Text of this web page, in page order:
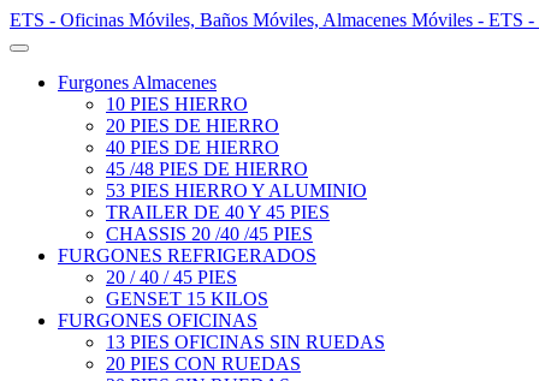
ETS - Oficinas Móviles, Baños Móviles, Almacenes Móviles - ETS
Furgones Almacenes
10 PIES HIERRO
20 PIES DE HIERRO
40 PIES DE HIERRO
45 /48 PIES DE HIERRO
53 PIES HIERRO Y ALUMINIO
TRAILER DE 40 Y 45 PIES
CHASSIS 20 /40 /45 PIES
FURGONES REFRIGERADOS
20 / 40 / 45 PIES
GENSET 15 KILOS
FURGONES OFICINAS
13 PIES OFICINAS SIN RUEDAS
20 PIES CON RUEDAS